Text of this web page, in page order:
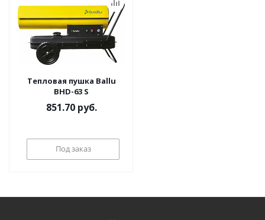
Тепловая пушка Ballu
BHD-63 S
851.70руб.
Под заказ